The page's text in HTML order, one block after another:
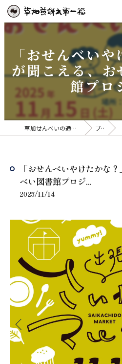
「おせんべい
が聞こえる、
館プロ
草加せんべいの通販なら草加煎餅丸草一福 ブログ
「おせんべいやけたかな
べい図書館プロジ...
2025/11/14